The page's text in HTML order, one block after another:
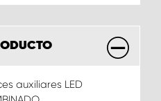
auxiliares LED